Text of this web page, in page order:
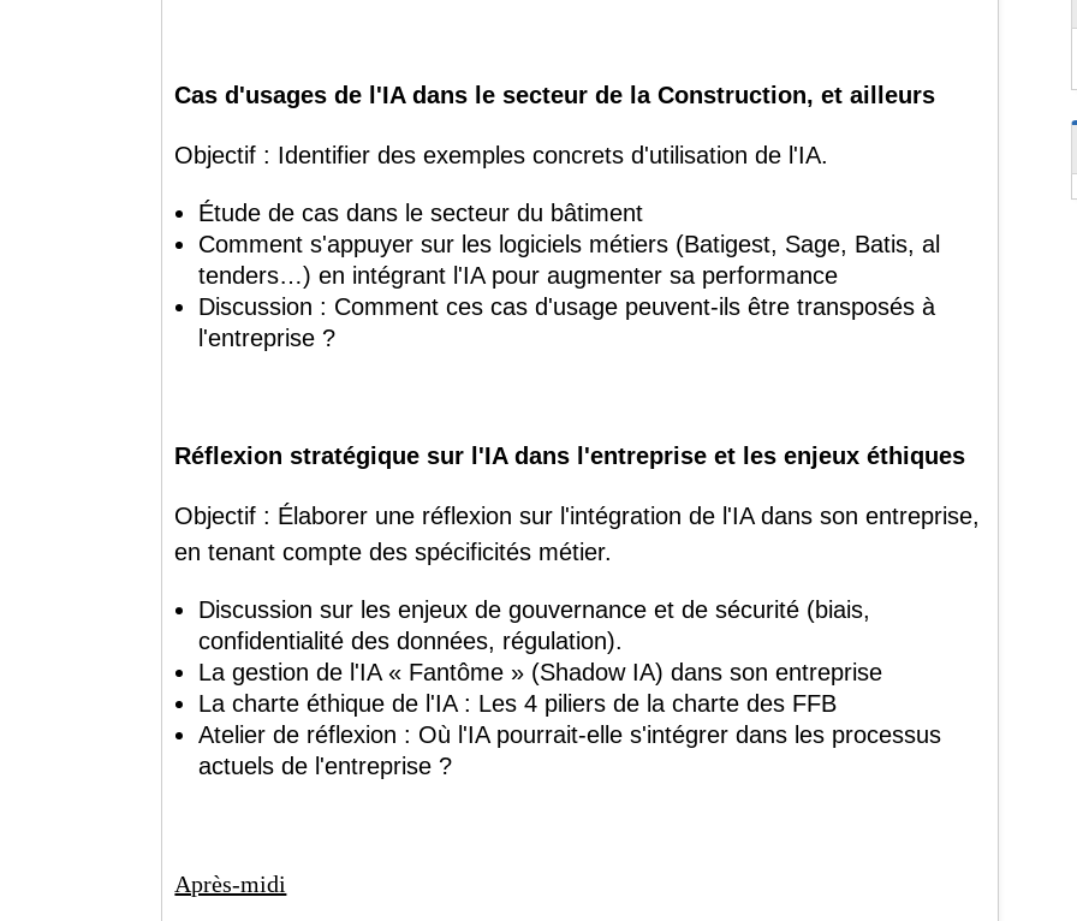
Cas d'usages de l'IA dans le secteur de la Construction, et ailleurs
Objectif : Identifier des exemples concrets d'utilisation de l'IA.
Étude de cas dans le secteur du bâtiment
Comment s'appuyer sur les logiciels métiers (Batigest, Sage, Batis, al
tenders…) en intégrant l'IA pour augmenter sa performance
Discussion : Comment ces cas d'usage peuvent-ils être transposés à
l'entreprise ?
Réflexion stratégique sur l'IA dans l'entreprise et les enjeux éthiques
Objectif : Élaborer une réflexion sur l'intégration de l'IA dans son entreprise,
en tenant compte des spécificités métier.
Discussion sur les enjeux de gouvernance et de sécurité (biais,
confidentialité des données, régulation).
La gestion de l'IA « Fantôme » (Shadow IA) dans son entreprise
La charte éthique de l'IA : Les 4 piliers de la charte des FFB
Atelier de réflexion : Où l'IA pourrait-elle s'intégrer dans les processus
actuels de l'entreprise ?
Après-midi